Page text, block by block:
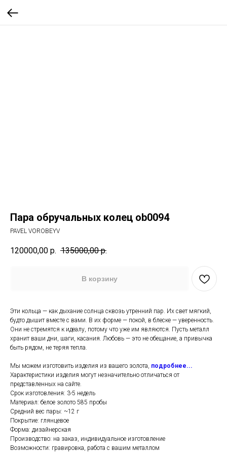
Пара обручальных колец ob0094
PAVEL VOROBEYV
120000,00 р. 135000,00 р.
В корзину
Эти кольца — как дыхание солнца сквозь утренний пар. Их свет мягкий,
будто дышит вместе с вами. В их форме — покой, в блеске — уверенность.
Они не стремятся к идеалу, потому что уже им являются. Пусть металл
хранит ваши дни, шаги, касания. Любовь — это не обещание, а привычка
быть рядом, не теряя тепла.
Мы можем изготовить изделия из вашего золота, подробнее...
Характеристики изделия могут незначительно отличаться от
представленных на сайте.
Срок изготовления: 3-5 недель
Материал: белое золото 585 пробы
Средний вес пары: ~12 г
Покрытие: глянцевое
Форма: дизайнерская
Производство: на заказ, индивидуальное изготовление
Возможности: гравировка, работа с вашим металлом